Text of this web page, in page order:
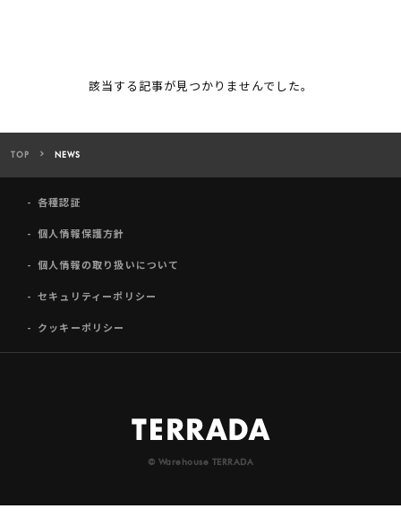
該当する記事が見つかりませんでした。
TOP NEWS
各種認証
個人情報保護方針
個人情報の取り扱いについて
セキュリティーポリシー
クッキーポリシー
© Warehouse TERRADA